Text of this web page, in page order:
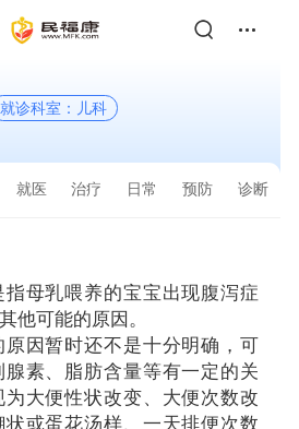
就诊科室：儿科
就医 治疗 日常 预防 诊断
母乳喂养的宝宝出现腹泻症
他可能的原因。
因暂时还不是十分明确，可
素、脂肪含量等有一定的关
大便性状改变、大便次数改
或蛋花汤样、一天排便次数